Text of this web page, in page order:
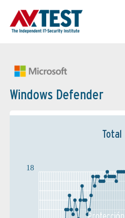
Windows Defender
Total
18